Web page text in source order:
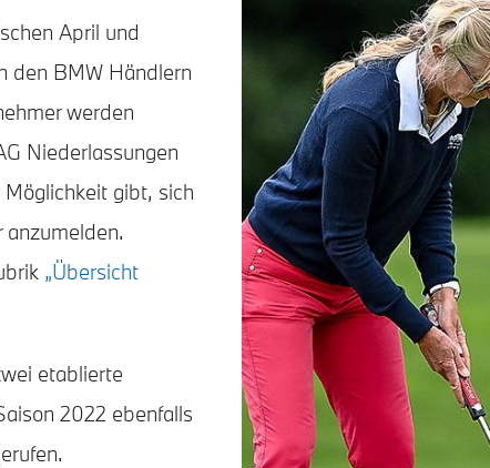
April und
den BMW Händlern
werden
Niederlassungen
gibt, sich
anzumelden.
„Übersicht
etablierte
2022 ebenfalls